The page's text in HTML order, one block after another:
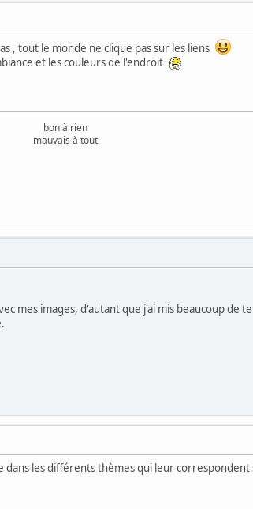
, tout le monde ne clique pas sur les liens
et les couleurs de l'endroit
bon à rien
mauvais à tout
mes images, d'autant que j'ai mis beaucoup de
les différents thèmes qui leur correspondent